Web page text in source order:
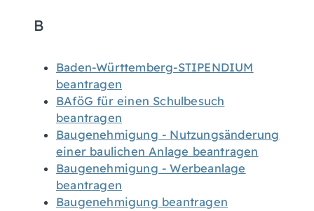
B
Baden-Württemberg-STIPENDIUM
beantragen
BAföG für einen Schulbesuch
beantragen
Baugenehmigung - Nutzungsänderung
einer baulichen Anlage beantragen
Baugenehmigung - Werbeanlage
beantragen
Baugenehmigung beantragen